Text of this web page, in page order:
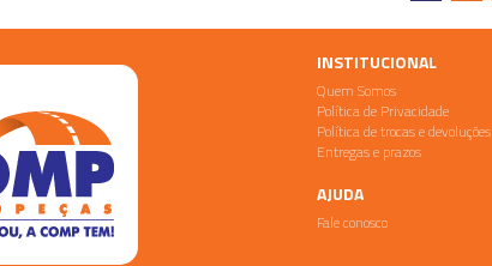
INSTITUCIONAL
Quem Somos
Política de Privacidade
Política de trocas e devoluções
Entregas e prazos
AJUDA
Fale conosco